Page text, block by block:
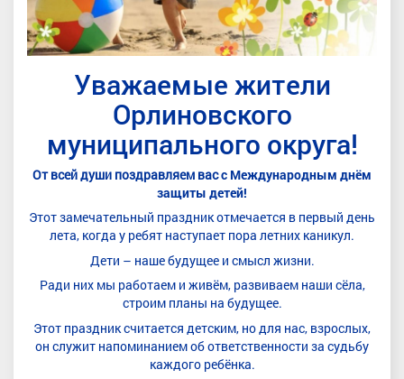
Уважаемые жители
Орлиновского
муниципального округа!
От всей души поздравляем васс Международным днём
защиты детей!
Этотзамечательный праздник отмечается в первый день
лета, когда у ребят наступает пора летних каникул.
Дети – наше будущее и смысл жизни.
Ради них мы работаем и живём, развиваем наши сёла,
строим планы на будущее.
Этот праздник считается детским, но для нас, взрослых,
он служит напоминанием об ответственности за судьбу
каждого ребёнка.